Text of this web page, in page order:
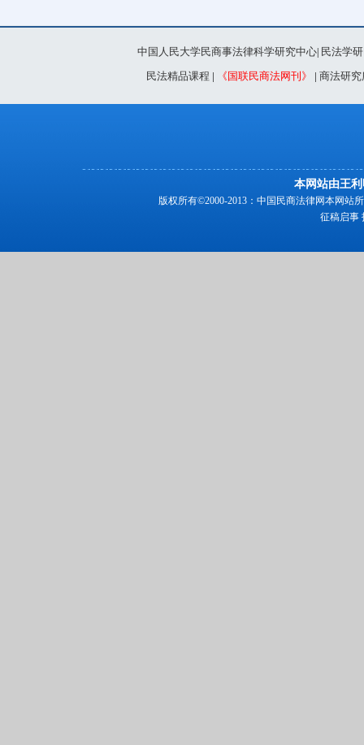
中国人民大学民商事法律科学研究中心| 民法学
民法精品课程 | 《国联民商法网刊》 | 商法研究
本网站由王
版权所有©2000-2013：中国民商法律网本网站
征稿启事